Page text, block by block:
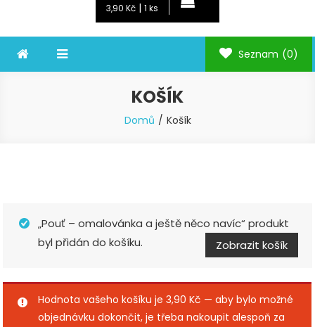
3,90 Kč | 1 ks
Seznam (0)
KOŠÍK
Domů Košík
„Pouť – omalovánka a ještě něco navíc“ produkt
byl přidán do košíku.
Zobrazit košík
Hodnota vašeho košíku je3,90Kč — aby bylo možné
objednávku dokončit, je třeba nakoupit alespoň za